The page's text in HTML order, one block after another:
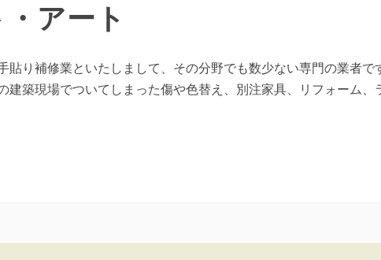
アート
貼り補修業といたしまして、その分野でも数少ない専門の業者で
建築現場でついてしまった傷や色替え、別注家具、リフォーム